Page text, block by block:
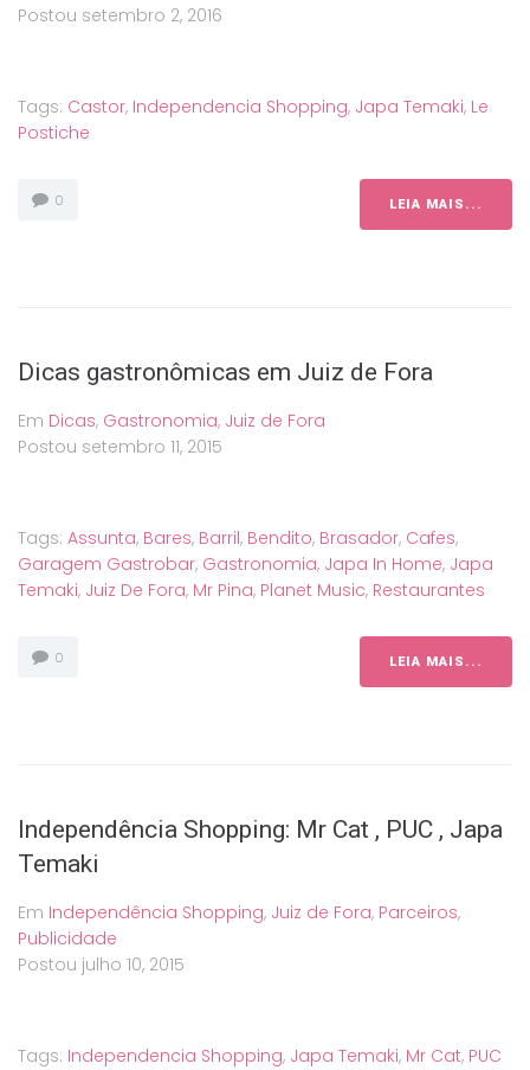
Postou setembro 2, 2016
Tags: Castor, Independencia Shopping, Japa Temaki, Le
Postiche
0 LEIA MAIS...
Dicas gastronômicas em Juiz de Fora
Em Dicas, Gastronomia, Juiz de Fora
Postou setembro 11, 2015
Tags: Assunta, Bares, Barril, Bendito, Brasador, Cafes,
Garagem Gastrobar, Gastronomia, Japa In Home, Japa
Temaki, Juiz De Fora, Mr Pina, Planet Music, Restaurantes
0 LEIA MAIS...
Independência Shopping: Mr Cat , PUC , Japa
Temaki
Em Independência Shopping, Juiz de Fora, Parceiros,
Publicidade
Postou julho 10, 2015
Tags: Independencia Shopping, Japa Temaki, Mr Cat, PUC